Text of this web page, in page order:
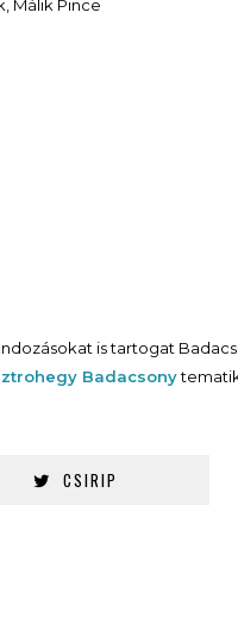
Málik Pince
is tartogat
Badacsony
CSIRIP